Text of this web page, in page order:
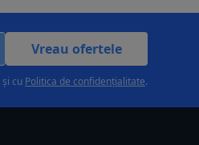
Vreau ofertele
și cu Politica de confidențialitate.